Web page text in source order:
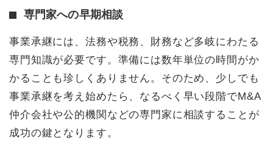
専門家への早期相談
事業承継には、法務や税務、財務など多岐にわたる
専門知識が必要です。準備には数年単位の時間がか
かることも珍しくありません。そのため、少しでも
事業承継を考え始めたら、なるべく早い段階でM&A
仲介会社や公的機関などの専門家に相談することが
成功の鍵となります。